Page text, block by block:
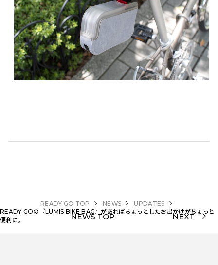
READY GO TOP NEWS
UPDATES
READY GOの『LUMIS BIKE BAG』があればちょっとしたお出かけがちょっと
便利に。
NEWS TOP NEXT